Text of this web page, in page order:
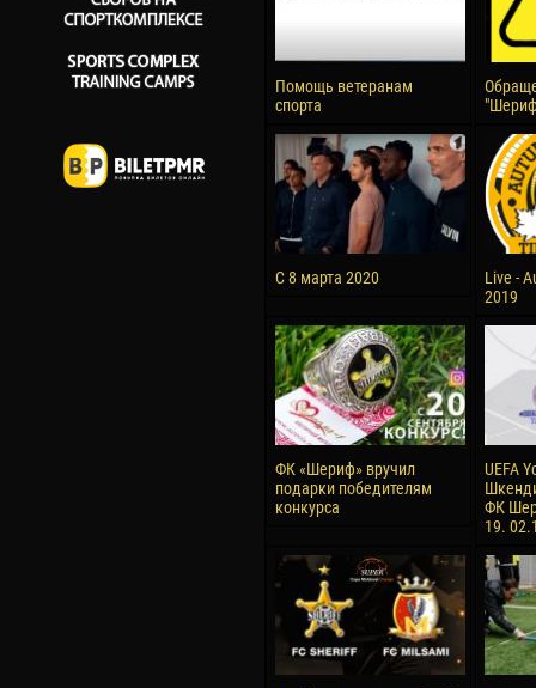
Помощь ветеранам
спорта
С 8 марта 2020
Live -
2019
ФК «Шериф» вручил
подарки победителям
конкурса
UEFA
ФК
19.